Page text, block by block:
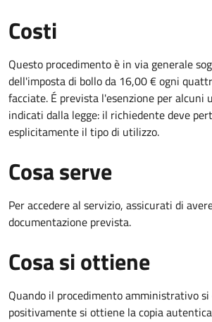
Costi
Questo procedimento è in via generale
dell'imposta di bollo da 16,00 € ogni
facciate. É prevista l'esenzione per alcuni
indicati dalla legge: il richiedente deve
esplicitamente il tipo di utilizzo.
Cosa serve
Per accedere al servizio, assicurati di
documentazione prevista.
Cosa si ottiene
Quando il procedimento amministrativo si
positivamente si ottiene la copia